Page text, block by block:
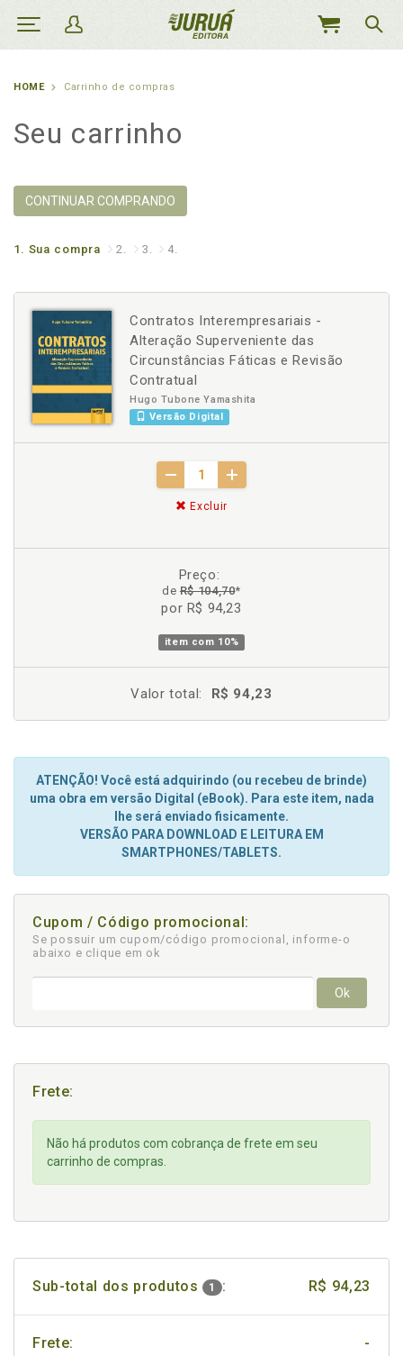
MEU
HOME Carrinho de compras
Seu carrinho
CONTINUAR COMPRANDO
1. Sua compra 2. 3. 4.
Contratos Interempresariais -
Alteração Superveniente das
Circunstâncias Fáticas e Revisão
Contratual
Hugo Tubone Yamashita
Versão Digital
Excluir
Preço:
deR$ 104,70*
por R$ 94,23
item com 10%
Valor total: R$ 94,23
ATENÇÃO! Você está adquirindo (ou recebeu de brinde)
uma obra em versão Digital (eBook). Para este item, nada
lhe será enviado fisicamente.
VERSÃO PARA DOWNLOAD E LEITURA EM
SMARTPHONES/TABLETS.
Cupom / Código promocional:
Se possuir um cupom/código promocional, informe-o
abaixo e clique em ok
Ok
Frete:
Não há produtos com cobrança de frete em seu
carrinho de compras.
Sub-total dos produtos 1 : R$ 94,23
Frete: -